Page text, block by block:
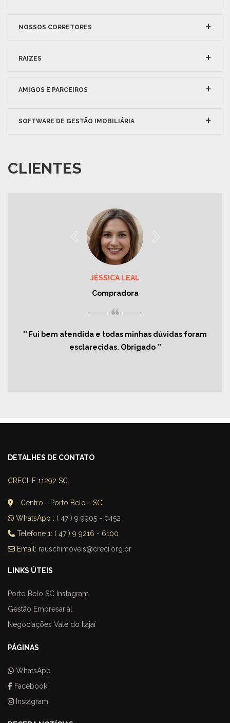
NOSSOS CORRETORES
RAIZES
AMIGOS E PARCEIROS
SOFTWARE DE GESTÃO IMOBILIÁRIA
CLIENTES
JÉSSICA LEAL
Compradora
“
Fui bem atendida e todas minhas dúvidas foram
esclarecidas. Obrigado
DETALHES DE CONTATO
CRECI: F 11292 SC
- Centro - Porto Belo - SC
WhatsApp : ( 47 ) 9 9905 - 0452
Telefone 1: ( 47 ) 9 9216 - 6100
Email: rauschimoveis@creci.org.br
LINKS ÚTEIS
Porto Belo SC Instagram
Gestão Empresarial
Negociações Vale do Itajaí
PÁGINAS
WhatsApp
Facebook
Instagram